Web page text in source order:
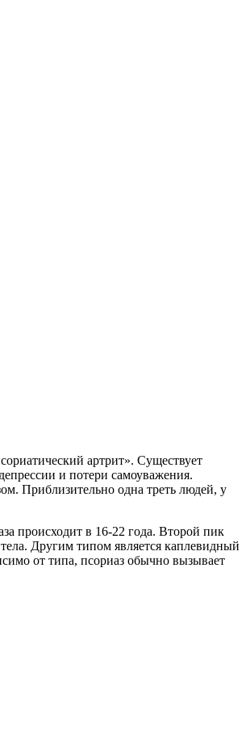
артрит». Существует
и потери самоуважения.
Приблизительно одна треть людей, у
происходит в 16-22 года. Второй пик
Другим типом является каплевидный
от типа, псориаз обычно вызывает